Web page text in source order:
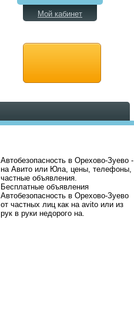
Мой кабинет
Автобезопасность в Орехово-Зуево -
на Авито или Юла, цены, телефоны,
частные объявления.
Бесплатные объявления
Автобезопасность в Орехово-Зуево
от частных лиц как на avito или из
рук в руки недорого на.